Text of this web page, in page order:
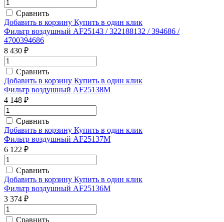
Сравнить
Добавить в корзину Купить в один клик
Фильтр воздушный AF25143 / 322188132 / 394686 /
4700394686
8 430 ₽
Сравнить
Добавить в корзину Купить в один клик
Фильтр воздушный AF25138M
4 148 ₽
Сравнить
Добавить в корзину Купить в один клик
Фильтр воздушный AF25137M
6 122 ₽
Сравнить
Добавить в корзину Купить в один клик
Фильтр воздушный AF25136M
3 374 ₽
Сравнить